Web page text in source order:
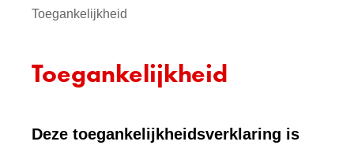
Toegankelijkheid
Toegankelijkheid
Deze toegankelijkheidsverklaring is